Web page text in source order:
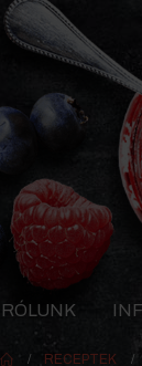
RÓLUNK
RECEPTEK